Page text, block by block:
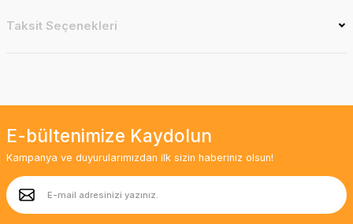
Taksit Seçenekleri
E-bültenimize Kaydolun
Kampanya ve duyurularımızdan ilk sizin haberiniz olsun!